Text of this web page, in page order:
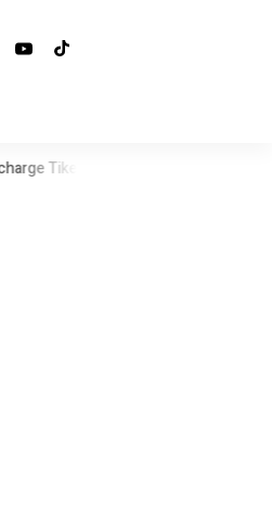
Domestik Jadi Maksimal 30